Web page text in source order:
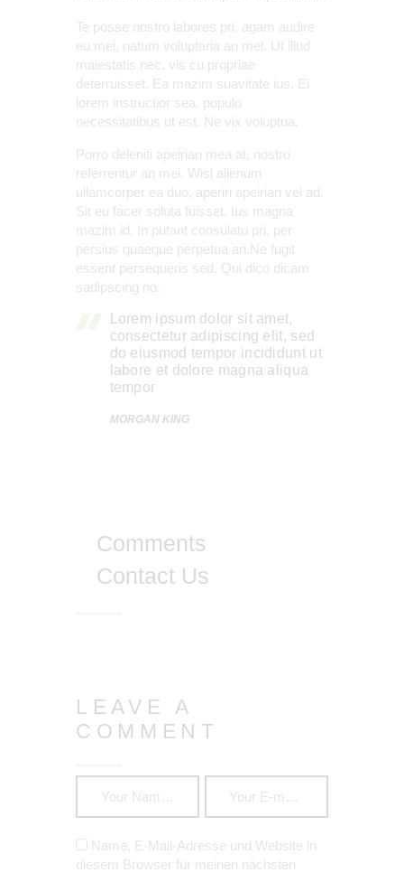
Te posse nostro labores pri, agam audire
eu mei, natum voluptaria an mel. Ut illud
maiestatis nec, vis cu propriae
deterruisset. Ea mazim suavitate ius. Ei
lorem instructior sea, populo
necessitatibus ut est. Ne vix voluptua.
Porro deleniti apeirian mea at, nostro
referrentur an mei. Wisi alienum
ullamcorper ea duo, aperiri apeirian vel ad.
Sit eu facer soluta fuisset. Ius magna
mazim id. In putant consulatu pri, per
persius quaeque perpetua an.Ne fugit
essent persequeris sed. Qui dico dicam
sadipscing no.
Lorem ipsum dolor sit amet,
consectetur adipiscing elit, sed
do eiusmod tempor incididunt ut
labore et dolore magna aliqua
tempor
MORGAN KING
Comments
Contact Us
LEAVE A
COMMENT
Name, E-Mail-Adresse und Website in
diesem Browser für meinen nächsten